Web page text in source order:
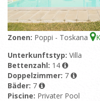
Zonen: Poppi - Toskana
Unterkunftstyp: Villa
Bettenzahl: 14
Doppelzimmer: 7
Bäder: 7
Piscine: Privater Pool